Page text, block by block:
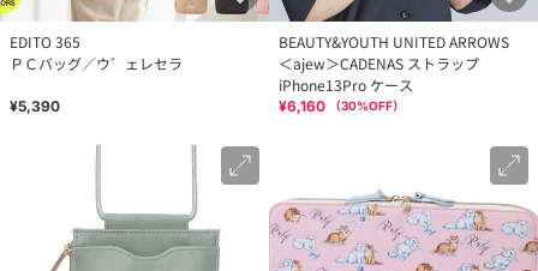
EDITO 365
ＰＣバッグ／ウ゛ェレセラ
¥5,390
BEAUTY&YOUTH UNITED ARROWS
＜ajew＞CADENAS ストラップ
iPhone13Pro ケース
¥6,160 （30%OFF）